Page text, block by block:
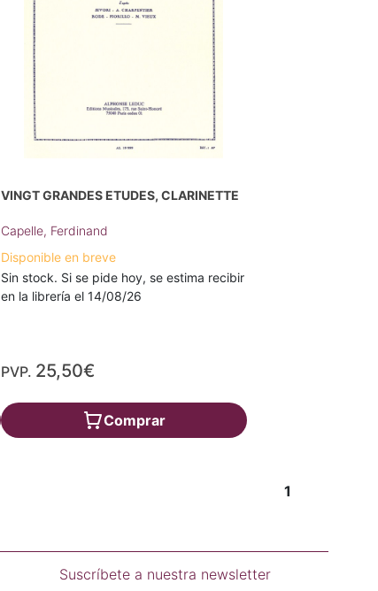
VINGT GRANDES ETUDES, CLARINETTE
Capelle, Ferdinand
Disponible en breve
Sin stock. Si se pide hoy, se estima recibir
en la librería el 14/08/26
PVP. 25,50€
Comprar
1
Suscríbete a nuestra newsletter